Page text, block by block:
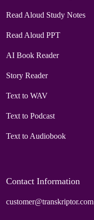
Read Aloud Study Notes
Read Aloud PPT
AI Book Reader
Story Reader
Text to WAV
Text to Podcast
Text to Audiobook
Contact Information
customer@transkriptor.com